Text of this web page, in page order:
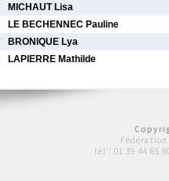
MICHAUT Lisa
LE BECHENNEC Pauline
BRONIQUE Lya
LAPIERRE Mathilde
Fédération
tél : 01 39 44 65